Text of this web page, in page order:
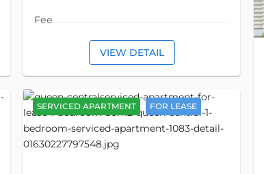
Fee
VIEW DETAIL
SERVICED APARTMENT FOR LEASE